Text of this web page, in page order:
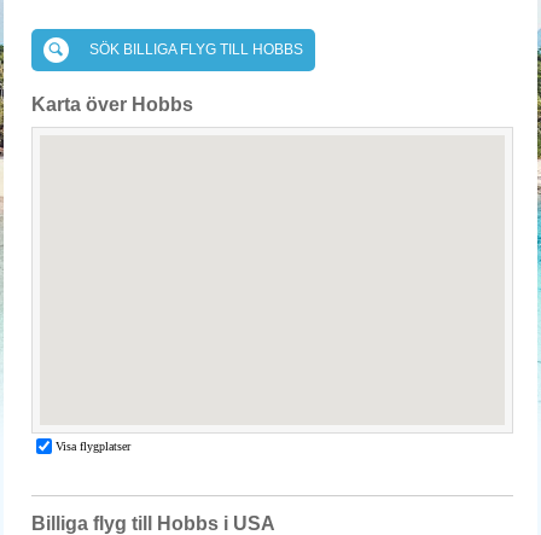
SÖK BILLIGA FLYG TILL HOBBS
Karta över Hobbs
Billiga flyg till Hobbs i USA